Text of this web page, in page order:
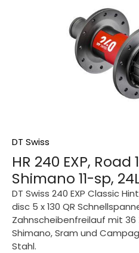
DT Swiss
HR 240 EXP, Road
Shimano 11-sp,
DT Swiss 240 EXP Classic
disc 5 x 130 QR
Zahnscheibenfreilauf mit
Shimano, Sram und
Stahl.